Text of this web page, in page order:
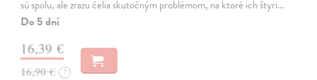
sú spolu, ale zrazu čelia skutočným problémom, na ktoré ich štyri…
Do 5 dní
16,39 €
16,90 € ?